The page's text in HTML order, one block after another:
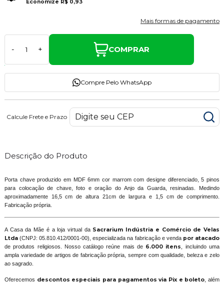
Economize R$ 0,93
Mais formas de pagamento
- + COMPRAR
Compre Pelo WhatsApp
Calcule Frete e Prazo
Descrição do Produto
Porta chave produzido em MDF 6mm cor marrom com designe diferenciado, 5 pinos
para colocação de chave, foto e oração do Anjo da Guarda, resinadas. Medindo
aproximadamente 16,5 cm de altura 21cm de largura e 1,5 cm de comprimento.
Fabricação própria.
A Casa da Mãe é a loja virtual daSacrarium Indústria e Comércio de Velas
Ltda(CNPJ: 05.810.412/0001-00), especializada na fabricação e venda por atacado
de produtos religiosos. Nosso catálogo reúne mais de 6.000 itens
, incluindo uma
ampla variedade de artigos de fabricação própria, sempre com qualidade, beleza e zelo
ao sagrado.
Oferecemos descontos especiais para pagamentos via Pix e boleto , além